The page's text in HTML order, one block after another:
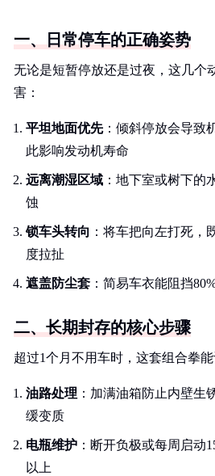
一、日常停车的正确姿势
无论是短暂停放还是过夜，这几个
害：
平坦地面优先：倾斜停放会导致
此影响发动机寿命
远离潮湿区域 ：地下室或树下的
蚀
锁车头转向 ：将车把向左打死，
度拉扯
遮盖防尘套 ：简易车衣能阻挡
二、长期封存的核心步骤
超过1个月不用车时，这套组合拳
油路处理 ：加满油箱防止内壁生
缓变质
电瓶维护 ：断开负极或每周启动
以上